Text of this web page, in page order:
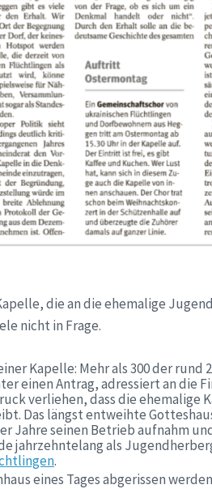
die an die ehemalige
nicht in Frage.
Kapelle: Mehr als 300 der rund
einen Antrag, adressiert an die
verliehen, dass die ehemalige
Das längst entweihte
Jahre seinen Betrieb aufnahm
jahrzehntelang als
.
eines Tages abgerissen